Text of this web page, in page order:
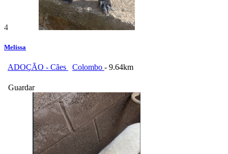
4
Melissa
ADOÇÃO - Cães Colombo - 9.64km
Guardar